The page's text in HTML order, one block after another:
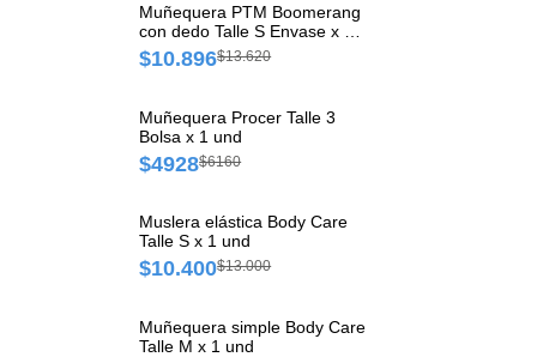
Muñequera PTM Boomerang
con dedo Talle S Envase x 1
und
$10.896$13.620
Muñequera Procer Talle 3
Bolsa x 1 und
$4928$6160
Muslera elástica Body Care
Talle S x 1 und
$10.400$13.000
Muñequera simple Body Care
Talle M x 1 und